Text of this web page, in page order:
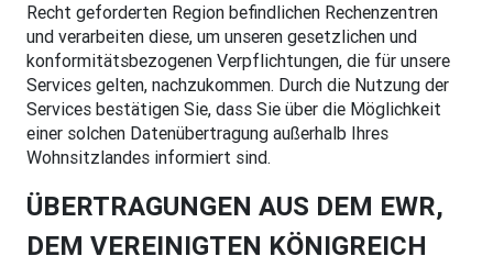
Recht geforderten Region befindlichen Rechenzentren
und verarbeiten diese, um unseren gesetzlichen und
konformitätsbezogenen Verpflichtungen, die für unsere
Services gelten, nachzukommen. Durch die Nutzung der
Services bestätigen Sie, dass Sie über die Möglichkeit
einer solchen Datenübertragung außerhalb Ihres
Wohnsitzlandes informiert sind.
ÜBERTRAGUNGEN AUS DEM EWR,
DEM VEREINIGTEN KÖNIGREICH